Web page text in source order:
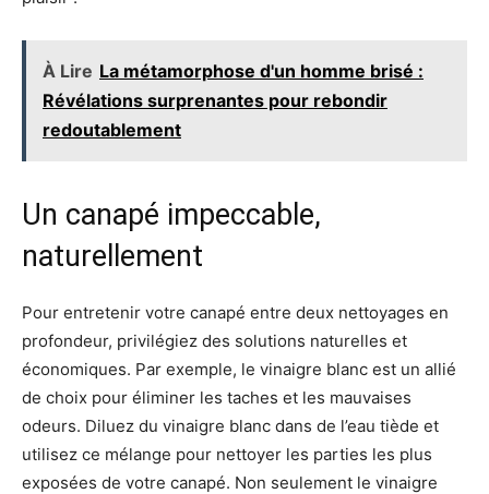
À Lire La métamorphose d'un homme brisé :
Révélations surprenantes pour rebondir
redoutablement
Un canapé impeccable,
naturellement
Pour entretenir votre canapé entre deux nettoyages en
profondeur, privilégiez des solutions naturelles et
économiques. Par exemple, le vinaigre blanc est un allié
de choix pour éliminer les taches et les mauvaises
odeurs. Diluez du vinaigre blanc dans de l’eau tiède et
utilisez ce mélange pour nettoyer les parties les plus
exposées de votre canapé. Non seulement le vinaigre